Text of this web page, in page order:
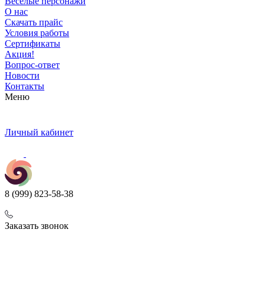
О нас
Скачать прайс
Условия работы
Сертификаты
Акция!
Вопрос-ответ
Новости
Контакты
Меню
Личный кабинет
8 (999) 823-58-38
Заказать звонок